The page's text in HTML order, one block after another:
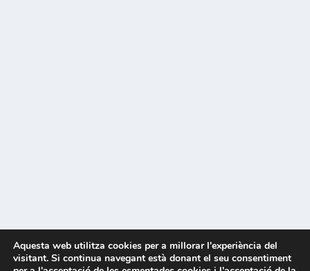
Aquesta web utilitza cookies per a millorar l'experiència del
visitant. Si continua navegant està donant el seu consentiment